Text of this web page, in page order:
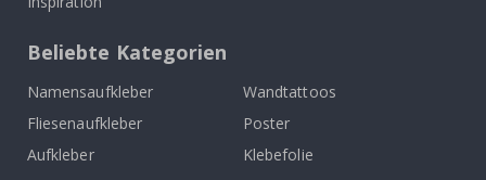
Beliebte Kategorien
Namensaufkleber
Wandtattoos
Fliesenaufkleber
Poster
Aufkleber
Klebefolie